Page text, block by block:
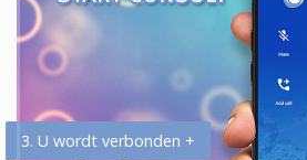
3. U wordt verbonden +